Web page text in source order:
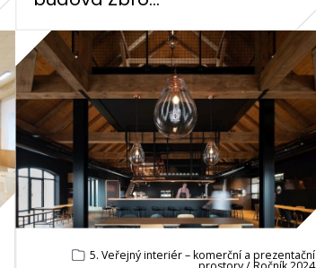
5. Veřejný interiér – komerční a prezentační